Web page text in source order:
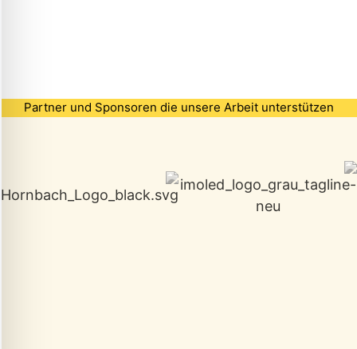
Partner und Sponsoren die unsere Arbeit unterstützen